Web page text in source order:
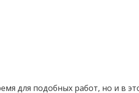
для подобных работ, но и в